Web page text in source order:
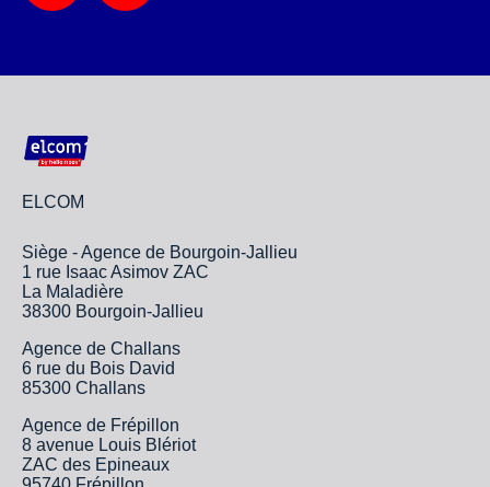
ELCOM
Siège - Agence de Bourgoin-Jallieu
1 rue Isaac Asimov ZAC
La Maladière
38300 Bourgoin-Jallieu
Agence de Challans
6 rue du Bois David
85300 Challans
Agence de Frépillon
8 avenue Louis Blériot
ZAC des Epineaux